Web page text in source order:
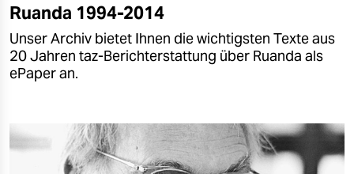
Ruanda 1994-2014
Unser Archiv bietet Ihnen die wichtigsten Texte aus
20 Jahren taz-Berichterstattung über Ruanda als
ePaper an.